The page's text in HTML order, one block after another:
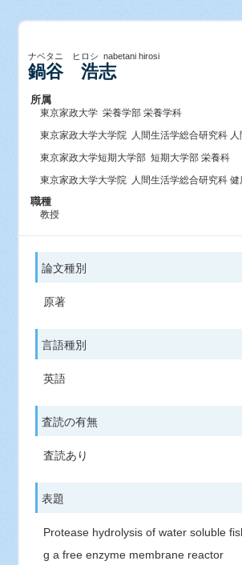
ナベタニ ヒロシ nabetani hirosi
鍋谷 浩志
所属
東京家政大学 栄養学部 栄養学科
東京家政大学大学院 人間生活学総合研究科
東京家政大学短期大学部 短期大学部 栄養科
東京家政大学大学院 人間生活学総合研究科 健
職種
教授
論文種別
原著
言語種別
英語
査読の有無
査読あり
表題
Protease hydrolysis of water soluble
g a free enzyme membrane reactor